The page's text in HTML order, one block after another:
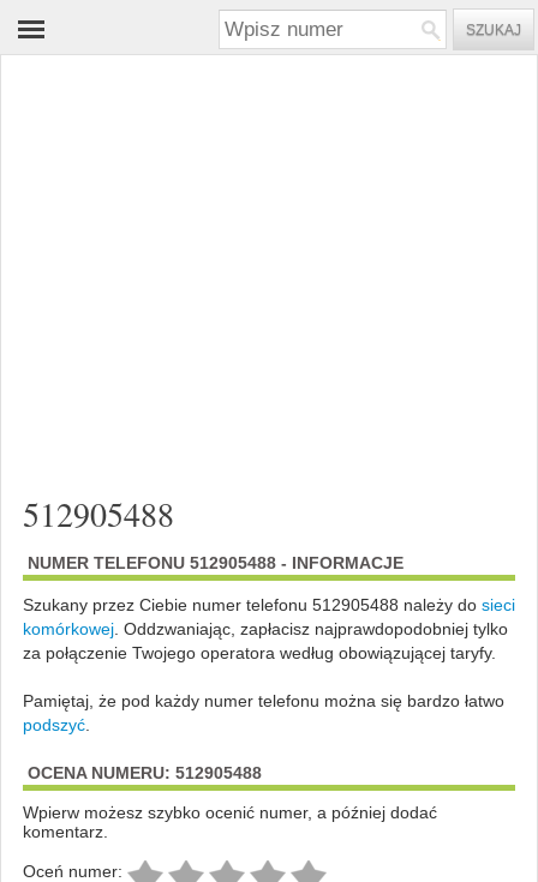
512905488
NUMER TELEFONU 512905488 - INFORMACJE
Szukany przez Ciebie numer telefonu 512905488 należy do sieci
komórkowej. Oddzwaniając, zapłacisz najprawdopodobniej tylko
za połączenie Twojego operatora według obowiązującej taryfy.
Pamiętaj, że pod każdy numer telefonu można się bardzo łatwo
podszyć.
OCENA NUMERU: 512905488
Wpierw możesz szybko ocenić numer, a później dodać
komentarz.
Oceń numer: